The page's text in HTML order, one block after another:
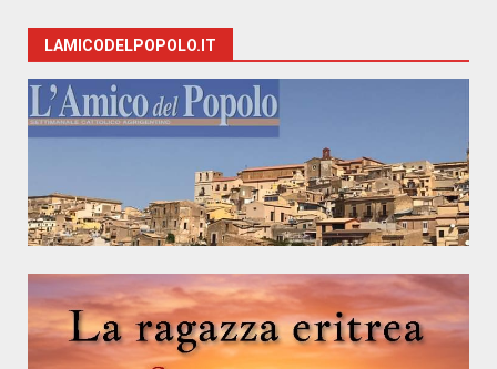
LAMICODELPOPOLO.IT